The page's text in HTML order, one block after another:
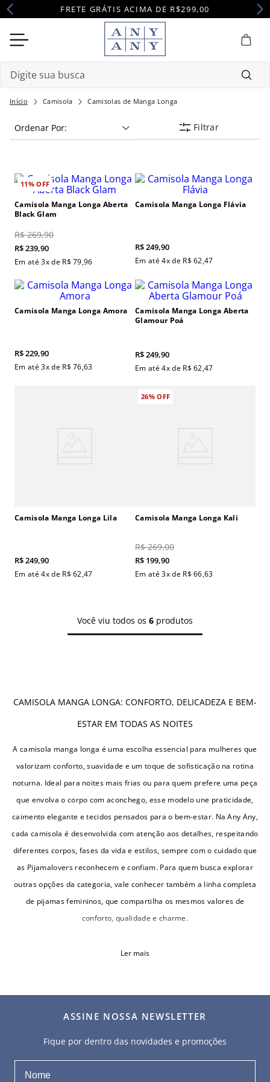
FRETE GRÁTIS ACIMA DE R$299,00
Camisola Camisolas de Manga Longa
Ordenar Por Filtrar
11%OFF
Camisola Manga Longa Aberta
Black Glam
R$ 269,90
R$239,90
Em até3x de R$ 79,96
Camisola Manga Longa Flávia
R$249,90
Em até4x de R$ 62,47
Camisola Manga Longa Amora
R$229,90
Em até3x de R$ 76,63
Camisola Manga Longa Aberta
Glamour Poá
R$249,90
Em até4x de R$ 62,47
Camisola Manga Longa Lila
R$249,90
Em até4x de R$ 62,47
26%OFF
Camisola Manga Longa Kali
R$ 269,00
R$ 199,90
Em até3x de R$ 66,63
Você viu todos os 6 produtos
CAMISOLA MANGA LONGA: CONFORTO, DELICADEZA E BEM-
ESTAR EM TODAS AS NOITES
A camisola manga longa é uma escolha essencial para mulheres que
valorizam conforto, suavidade e um toque de sofisticação na rotina
noturna. Ideal para noites mais frias ou para quem prefere uma peça
que envolva o corpo com aconchego, esse modelo une praticidade,
caimento elegante e tecidos pensados para o bem-estar. Na Any Any,
cada camisola é desenvolvida com atenção aos detalhes, respeitando
diferentes corpos, fases da vida e estilos, sempre com o cuidado que
as Pijamalovers reconhecem e confiam. Para quem busca explorar
outras opções da categoria, vale conhecer também a linha completa
de pijamas femininos, que compartilha os mesmos valores de
conforto, qualidade e charme.
Ler mais
ASSINE NOSSA NEWSLETTER
Fique por dentro das novidades e promoções
Termos mais buscados
1º camisola
robe